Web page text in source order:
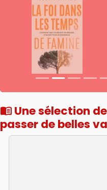
menu_book Une sélection
passer de belles